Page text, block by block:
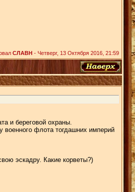
СЛАВН - Четверг, 13 Октября 2016, 21:59
и береговой охраны.
флота тогдашних империй
эскадру. Какие корветы?)